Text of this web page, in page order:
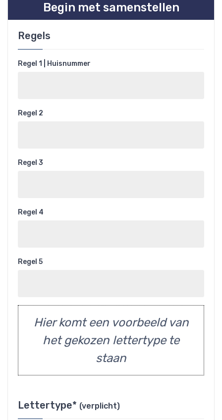
Begin met samenstellen
Regels
Regel 1 | Huisnummer
Regel 2
Regel 3
Regel 4
Regel 5
Hier komt een voorbeeld van
het gekozen lettertype te
staan
Lettertype* (verplicht)